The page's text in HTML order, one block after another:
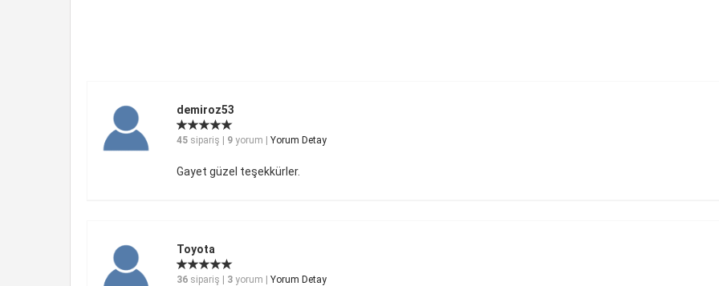
demiroz53
45 sipariş | 9 yorum |Yorum Detay
Gayet güzel teşekkürler.
Toyota
36 sipariş | 3 yorum |Yorum Detay